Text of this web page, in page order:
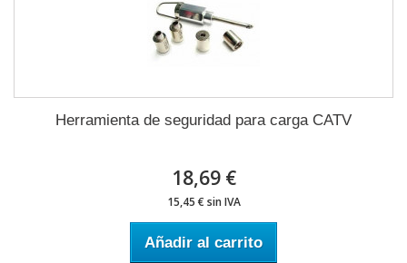
Herramienta de seguridad para carga CATV
18,69 €
15,45 € sin IVA
Añadir al carrito